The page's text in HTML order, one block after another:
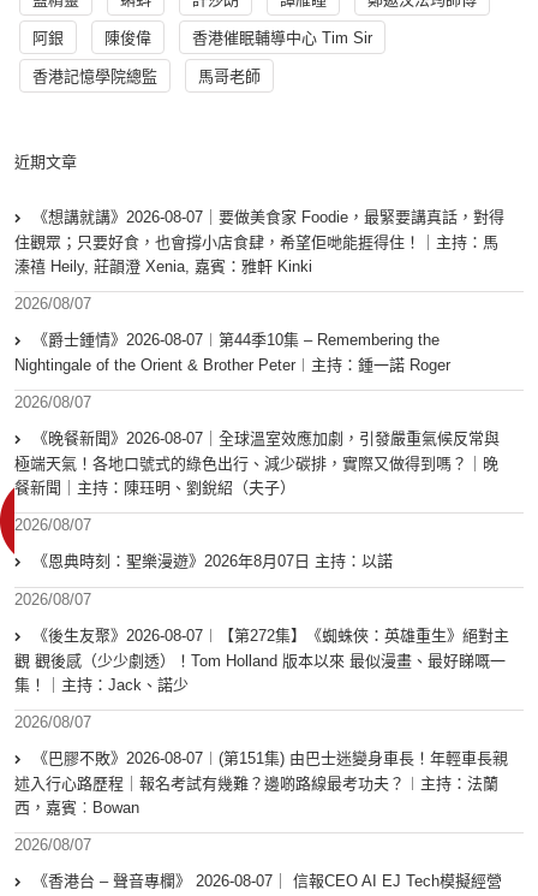
阿銀 陳俊偉 香港催眠輔導中心 Tim Sir
香港記憶學院總監 馬哥老師
近期文章
《想講就講》2026-08-07｜要做美食家 Foodie，最緊要講真話，對得
住觀眾；只要好食，也會撐小店食肆，希望佢哋能捱得住！｜主持：馬
溱禧 Heily, 莊韻澄 Xenia, 嘉賓：雅軒 Kinki
2026/08/07
《爵士鍾情》2026-08-07︱第44季10集 – Remembering the
Nightingale of the Orient & Brother Peter︱主持：鍾一諾 Roger
2026/08/07
《晚餐新聞》2026-08-07｜全球溫室效應加劇，引發嚴重氣候反常與
極端天氣！各地口號式的綠色出行、減少碳排，實際又做得到嗎？｜晚
餐新聞｜主持：陳珏明、劉銳紹（夫子）
2026/08/07
《恩典時刻：聖樂漫遊》2026年8月07日 主持：以諾
2026/08/07
《後生友聚》2026-08-07︱【第272集】《蜘蛛俠：英雄重生》絕對主
觀 觀後感（少少劇透）！Tom Holland 版本以來 最似漫畫、最好睇嘅一
集！｜主持：Jack、諾少
2026/08/07
《巴膠不敗》2026-08-07︱(第151集) 由巴士迷變身車長！年輕車長親
述入行心路歷程｜報名考試有幾難？邊啲路線最考功夫？︱主持：法蘭
西，嘉賓︰Bowan
2026/08/07
《香港台 – 聲音專欄》 2026-08-07｜ 信報CEO AI EJ Tech模擬經營